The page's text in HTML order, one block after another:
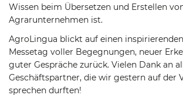
Wissen beim Übersetzen und Erstellen
Agrarunternehmen ist.
AgroLingua blickt auf einen
Messetag voller Begegnungen, neuer
guter Gespräche zurück. Vielen Dank an
Geschäftspartner, die wir gestern auf der
sprechen durften!